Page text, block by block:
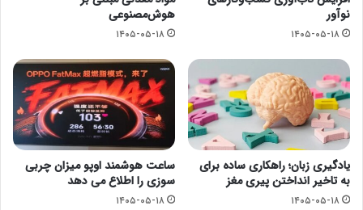
نوآور
۱۴۰۵-۰۵-۱۸
هوش‌مصنوعی
۱۴۰۵-۰۵-۱۸
یادگیری زبان؛ راهکاری ساده برای
به تاخیر انداختن پیری مغز
۱۴۰۵-۰۵-۱۸
ساعت هوشمند اوپو میزان چربی
سوزی را اطلاع می دهد
۱۴۰۵-۰۵-۱۸